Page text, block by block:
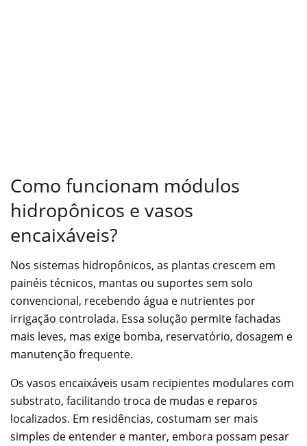
Como funcionam módulos
hidropônicos e vasos
encaixáveis?
Nos sistemas hidropônicos, as plantas crescem em
painéis técnicos, mantas ou suportes sem solo
convencional, recebendo água e nutrientes por
irrigação controlada. Essa solução permite fachadas
mais leves, mas exige bomba, reservatório, dosagem e
manutenção frequente.
Os vasos encaixáveis usam recipientes modulares com
substrato, facilitando troca de mudas e reparos
localizados. Em residências, costumam ser mais
simples de entender e manter, embora possam pesar